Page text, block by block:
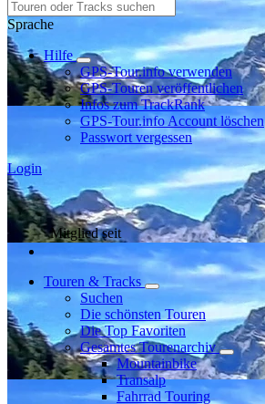
Sprache
Hilfe
GPS-Tour.info verwenden
GPS-Touren veröffentlichen
Infos zum TrackRank
GPS-Tour.info Account löschen
Passwort vergessen
Login
Mitglied seit
Touren & Tracks
Suchen
Die schönsten Touren
Die Top Favoriten
Gesamtes Tourenarchiv
Mountainbike
Transalp
Fahrrad Touring